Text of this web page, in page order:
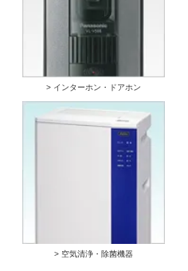
> インターホン・ドアホン
> 空気清浄・除菌機器